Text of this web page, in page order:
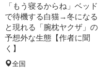
「もう寝るからね」ベッド
で待機する白猫→冬になる
と現れる「腕枕ヤクザ」の
予想外な生態【作者に聞
く】
全国